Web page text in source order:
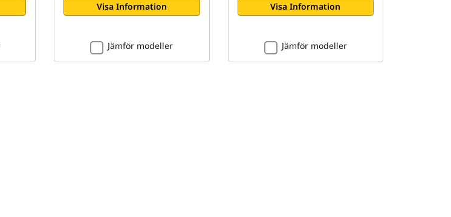
Visa Information
Jämför modeller
Visa Information
Jämför modeller